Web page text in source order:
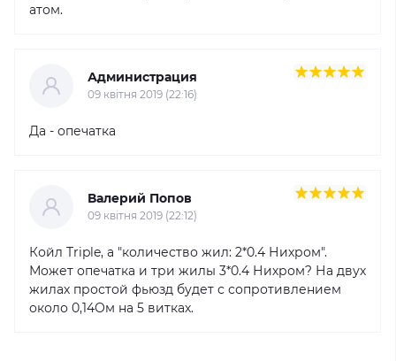
атом.
Администрация
09 квітня 2019 (22:16)
Да - опечатка
Валерий Попов
09 квітня 2019 (22:12)
Койл Triple, а "количество жил: 2*0.4 Нихром".
Может опечатка и три жилы 3*0.4 Нихром? На двух
жилах простой фьюзд будет с сопротивлением
около 0,14Ом на 5 витках.